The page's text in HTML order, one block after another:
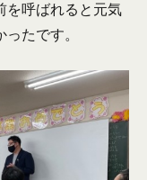
を呼ばれると元気
たです。